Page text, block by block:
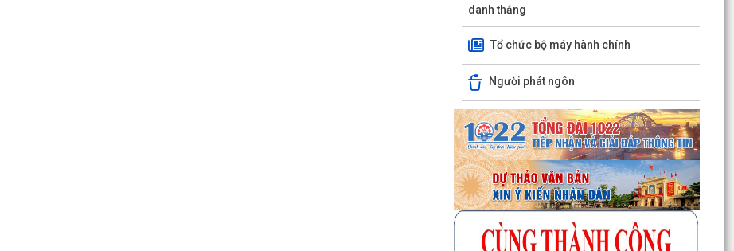
danh thắng
Tổ chức bộ máy hành chính
Người phát ngôn
Quyết định số 3091/QĐ-UBND ngày 05/8/2026